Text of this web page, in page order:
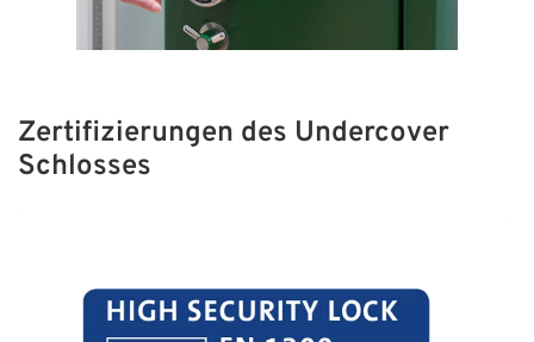
Zertifizierungen des Undercover
Schlosses